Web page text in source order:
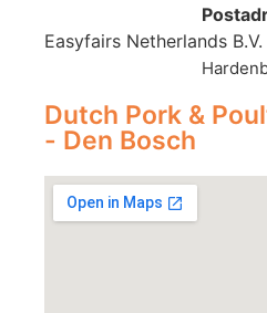
Easyfairs Netherlands B.V.
Dutch Pork &
- Den Bosch